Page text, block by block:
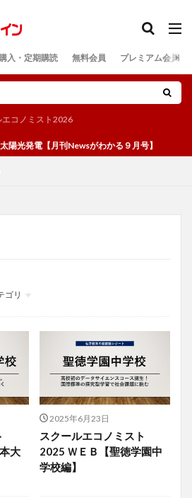
入・定期購読 無料会員 プレミアム会員
エコノミスト2026
光発電【月刊Newsがわかる９月号】
ゴリ
大
2025年6月23日
スクールエコノミスト
2025 ＷＥＢ【聖徳学園中
学校編】
検索